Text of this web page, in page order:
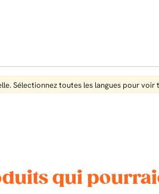
Sélectionnez toutes les langues pour voir
qui